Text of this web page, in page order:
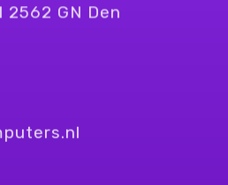
GN Den